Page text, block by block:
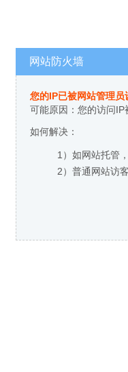
网站防火墙
您的IP已被网站管理员
可能原因：您的访问IP
如何解决：
1）如网站托管
2）普通网站访